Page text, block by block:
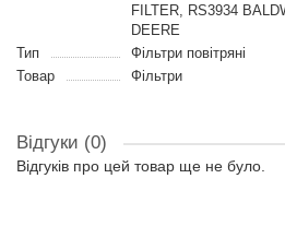
FILTER, RS3934
DEERE
Тип
Фільтри повітряні
Товар
Фільтри
Відгуки (0)
Відгуків про цей товар ще не було.